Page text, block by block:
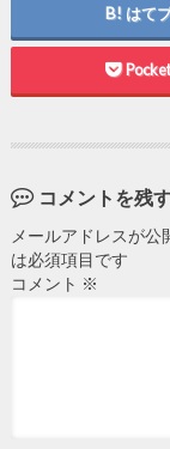
はて
コメントを残
メールアドレスが公
は必須項目です
コメント ※